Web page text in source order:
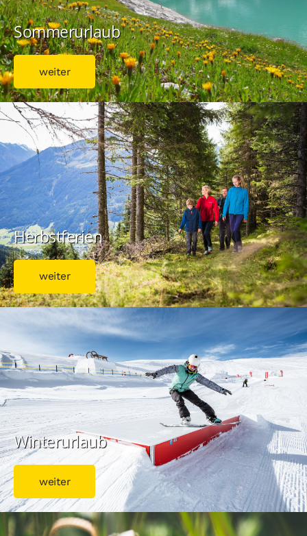
Sommerurlaub
weiter
Herbstferien
weiter
Winterurlaub
weiter